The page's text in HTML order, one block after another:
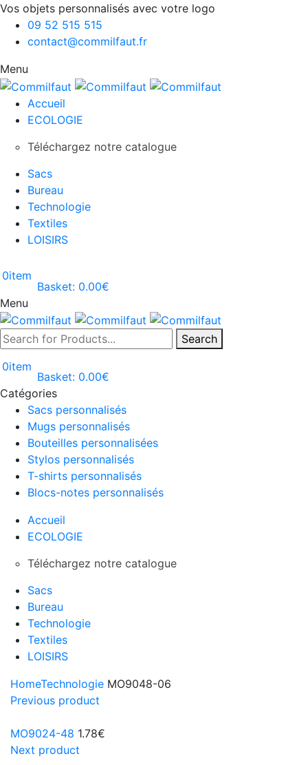
Vos objets personnalisés avec votre logo
09 52 515 515
contact@commilfaut.fr
Menu
Accueil
ECOLOGIE
Téléchargez notre catalogue
Sacs
Bureau
Technologie
Textiles
LOISIRS
0item
Basket: 0.00€
Menu
Search
0item
Basket: 0.00€
Catégories
Sacs personnalisés
Mugs personnalisés
Bouteilles personnalisées
Stylos personnalisés
T-shirts personnalisés
Blocs-notes personnalisés
Accueil
ECOLOGIE
Téléchargez notre catalogue
Sacs
Bureau
Technologie
Textiles
LOISIRS
HomeTechnologie MO9048-06
Previous product
MO9024-48 1.78€
Next product